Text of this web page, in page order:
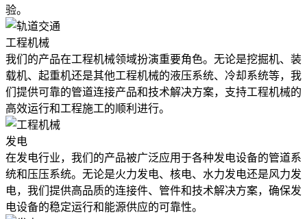
验。
工程机械
我们的产品在工程机械领域扮演重要角色。无论是挖掘机、装
载机、起重机还是其他工程机械的液压系统、冷却系统等，我
们提供可靠的管道连接产品和技术解决方案，支持工程机械的
高效运行和工程施工的顺利进行。
发电
在发电行业，我们的产品被广泛应用于各种发电设备的管道系
统和压压系统。无论是火力发电、核电、水力发电还是风力发
电，我们提供高品质的连接件、管件和技术解决方案，确保发
电设备的稳定运行和能源供应的可靠性。